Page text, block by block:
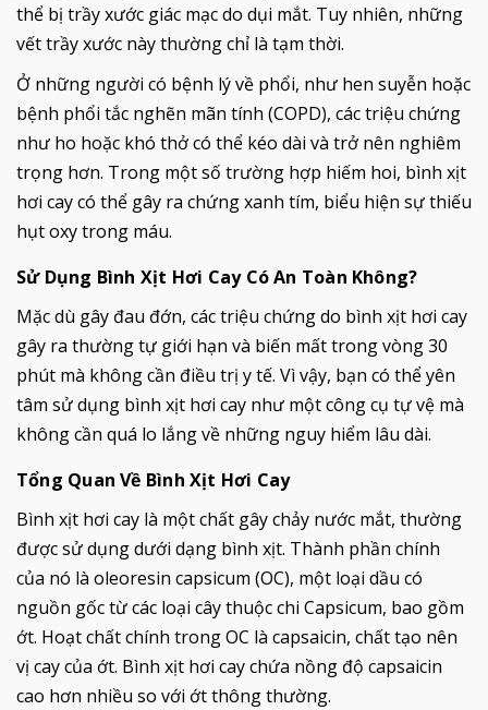
thể bị trầy xước giác mạc do dụi mắt. Tuy nhiên, những
vết trầy xước này thường chỉ là tạm thời.
Ở những người có bệnh lý về phổi, như hen suyễn hoặc
bệnh phổi tắc nghẽn mãn tính (COPD), các triệu chứng
như ho hoặc khó thở có thể kéo dài và trở nên nghiêm
trọng hơn. Trong một số trường hợp hiếm hoi, bình xịt
hơi cay có thể gây ra chứng xanh tím, biểu hiện sự thiếu
hụt oxy trong máu.
Sử Dụng Bình Xịt Hơi Cay Có An Toàn Không?
Mặc dù gây đau đớn, các triệu chứng do bình xịt hơi cay
gây ra thường tự giới hạn và biến mất trong vòng 30
phút mà không cần điều trị y tế. Vì vậy, bạn có thể yên
tâm sử dụng bình xịt hơi cay như một công cụ tự vệ mà
không cần quá lo lắng về những nguy hiểm lâu dài.
Tổng Quan Về Bình Xịt Hơi Cay
Bình xịt hơi cay là một chất gây chảy nước mắt, thường
được sử dụng dưới dạng bình xịt. Thành phần chính
của nó là oleoresin capsicum (OC), một loại dầu có
nguồn gốc từ các loại cây thuộc chi Capsicum, bao gồm
ớt. Hoạt chất chính trong OC là capsaicin, chất tạo nên
vị cay của ớt. Bình xịt hơi cay chứa nồng độ capsaicin
cao hơn nhiều so với ớt thông thường.